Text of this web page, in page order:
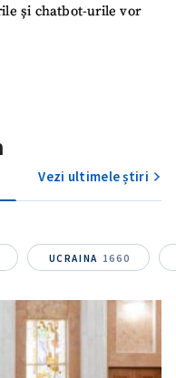
și chatbot-urile vor
Vezi ultimele știri
UCRAINA 1660